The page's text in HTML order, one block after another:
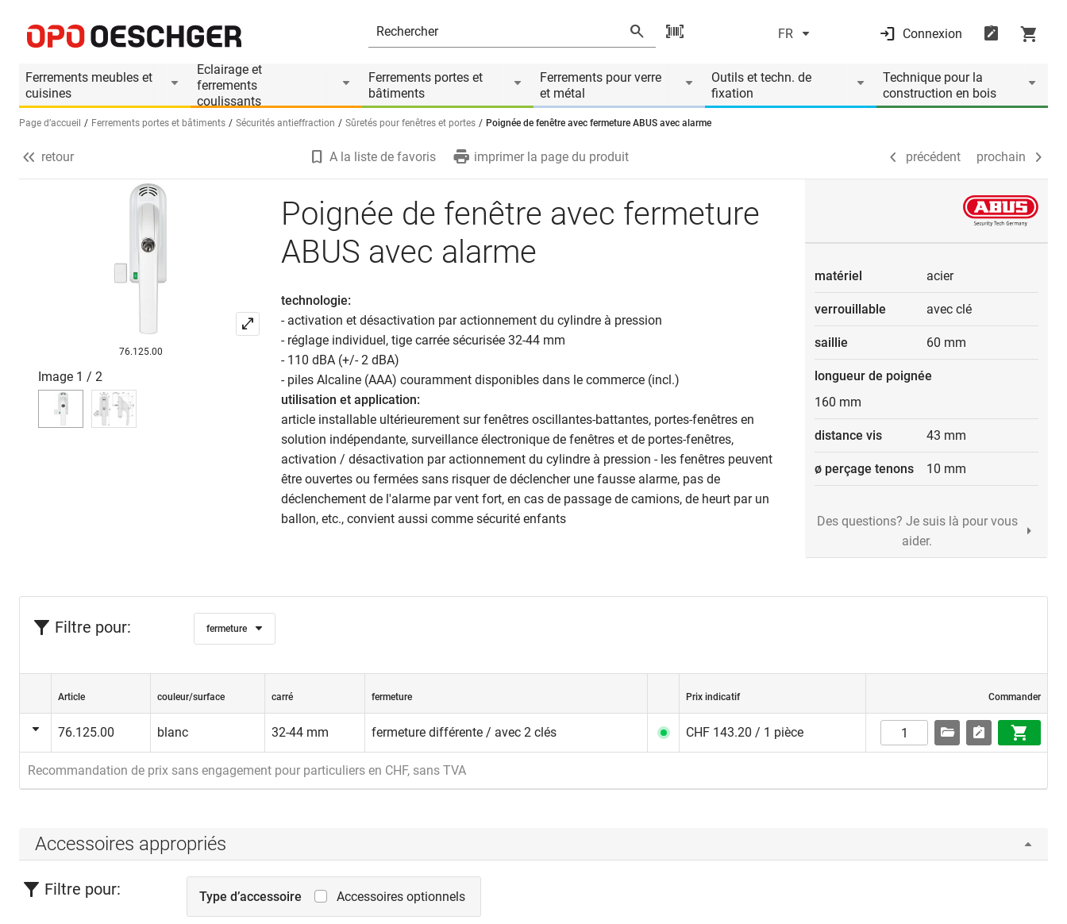
FR Connexion
Ferrements meubles et
cuisines
Eclairage et
ferrements
coulissants
Ferrements portes et
bâtiments
Ferrements pour verre
et métal
Outils et techn. de
fixation
Technique pour la
construction en bois
Sélectionnez une langue (FR)
Page d’accueil Ferrements portes et bâtiments Sécurités antieffraction Sûretés pour fenêtres et portes Poignée de fenêtre avec fermeture ABUS avec alarme
Informations produit
Accessoires appropriés précédent prochain
retour A la liste de favoris imprimer la page du produit précédent prochain
76.125.00
Image 1 / 2
Poignée de fenêtre avec fermeture
ABUS avec alarme
technologie:
- activation et désactivation par actionnement du cylindre à pression
- réglage individuel, tige carrée sécurisée 32-44 mm
- 110 dBA (+/- 2 dBA)
- piles Alcaline (AAA) couramment disponibles dans le commerce (incl.)
utilisation et application:
article installable ultérieurement sur fenêtres oscillantes-battantes, portes-fenêtres en
solution indépendante, surveillance électronique de fenêtres et de portes-fenêtres,
activation / désactivation par actionnement du cylindre à pression - les fenêtres peuvent
être ouvertes ou fermées sans risquer de déclencher une fausse alarme, pas de
déclenchement de l'alarme par vent fort, en cas de passage de camions, de heurt par un
ballon, etc., convient aussi comme sécurité enfants
matériel acier
verrouillable avec clé
saillie 60 mm
longueur de poignée
160 mm
distance vis 43 mm
ø perçage tenons 10 mm
Des questions? Je suis là pour vous
aider.
Filtre pour: fermeture
Article couleur/surface carré fermeture Prix indicatif Commander
76.125.00 blanc 32-44 mm fermeture différente / avec 2 clés CHF 143.20 / 1 pièce
Recommandation de prix sans engagement pour particuliers en CHF, sans TVA
Accessoires appropriés
Filtre pour: Type d’accessoire Accessoires optionnels